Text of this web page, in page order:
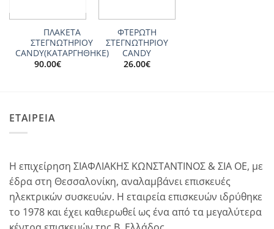
ΠΛΑΚΕΤΑ
ΣΤΕΓΝΩΤΗΡΙΟΥ
CANDΥ(ΚΑΤΑΡΓΗΘΗΚΕ)
90.00€
ΦΤΕΡΩΤΗ
ΣΤΕΓΝΩΤΗΡΙΟΥ
CANDY
26.00€
ΕΤΑΙΡΕΙΑ
Η επιχείρηση ΣΙΑΦΛΙΑΚΗΣ ΚΩΝΣΤΑΝΤΙΝΟΣ & ΣΙΑ ΟΕ, με
έδρα στη Θεσσαλονίκη, αναλαμβάνει επισκευές
ηλεκτρικών συσκευών. Η εταιρεία επισκευών ιδρύθηκε
το 1978 και έχει καθιερωθεί ως ένα από τα μεγαλύτερα